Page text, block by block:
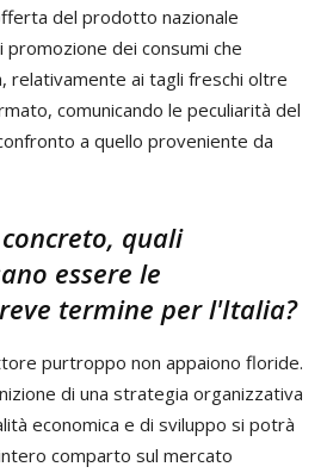
del prodotto nazionale
promozione dei consumi che
relativamente ai tagli freschi oltre
comunicando le peculiarità del
a quello proveniente da
quali
essere le
termine per l'Italia?
purtroppo non appaiono floride.
di una strategia organizzativa
economica e di sviluppo si potrà
comparto sul mercato